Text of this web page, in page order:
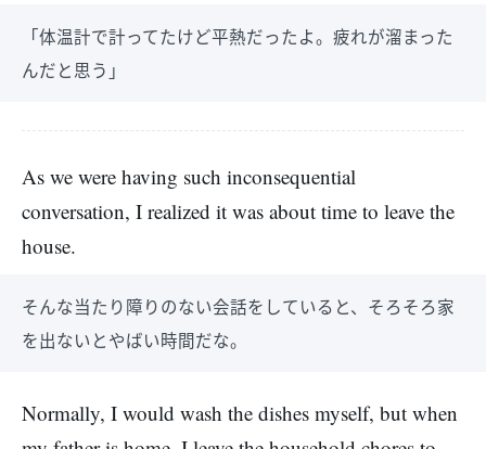
「体温計で計ってたけど平熱だったよ。疲れが溜まった
んだと思う」
As we were having such inconsequential
conversation, I realized it was about time to leave the
house.
そんな当たり障りのない会話をしていると、そろそろ家
を出ないとやばい時間だな。
Normally, I would wash the dishes myself, but when